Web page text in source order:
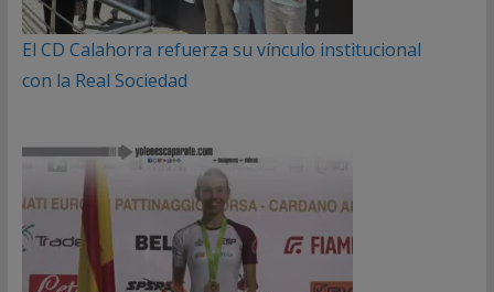
El CD Calahorra refuerza su vínculo institucional
con la Real Sociedad